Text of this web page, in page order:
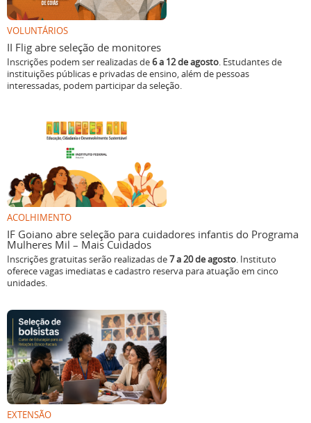
VOLUNTÁRIOS
II Flig abre seleção de monitores
Inscrições podem ser realizadas de6 a 12 de agosto. Estudantes de
instituições públicas e privadas de ensino, além de pessoas
interessadas, podem participar da seleção.
ACOLHIMENTO
IF Goiano abre seleção para cuidadores infantis do Programa
Mulheres Mil – Mais Cuidados
Inscrições gratuitas serão realizadas de7 a 20 de agosto. Instituto
oferece vagas imediatas e cadastro reserva para atuação em cinco
unidades.
EXTENSÃO